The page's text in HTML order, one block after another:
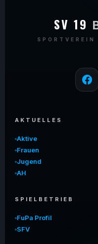
SV 19
AKTUELLES
Aktive
Frauen
Jugend
AH
SPIELBETRIEB
FuPa Profil
SFV